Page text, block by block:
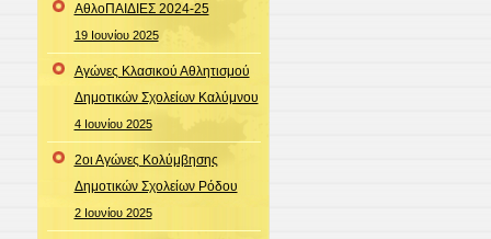
ΑθλοΠΑΙΔΙΕΣ 2024-25
19 Ιουνίου 2025
Aγώνες Κλασικού Αθλητισμού
Δημοτικών Σχολείων Καλύμνου
4 Ιουνίου 2025
2οι Αγώνες Κολύμβησης
Δημοτικών Σχολείων Ρόδου
2 Ιουνίου 2025